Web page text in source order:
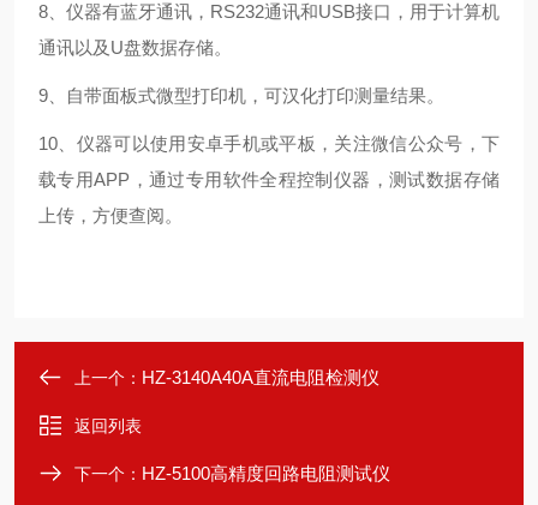
8、仪器有蓝牙通讯，RS232通讯和USB接口，用于计算机
通讯以及U盘数据存储。
9、自带面板式微型打印机，可汉化打印测量结果。
10、仪器可以使用安卓手机或平板，关注微信公众号，下
载专用APP，通过专用软件全程控制仪器，测试数据存储
上传，方便查阅。
上一个： HZ-3140A40A直流电阻检测仪
返回列表
下一个： HZ-5100高精度回路电阻测试仪